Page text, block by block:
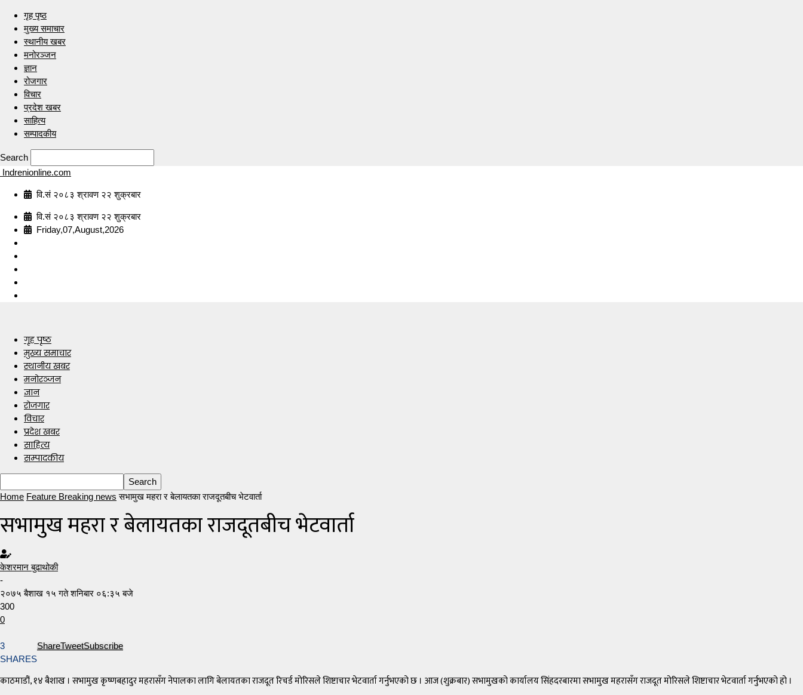
गृह पृष्ठ
मुख्य समाचार
स्थानीय खबर
मनोरञ्जन
ज्ञान
रोजगार
विचार
प्रदेश खबर
साहित्य
सम्पादकीय
Search
Indrenionline.com
वि.सं २०८३ श्रावण २२ शुक्रबार
वि.सं २०८३ श्रावण २२ शुक्रबार
Friday,07,August,2026
गृह पृष्ठ
मुख्य समाचार
स्थानीय खबर
मनोरञ्जन
ज्ञान
रोजगार
विचार
प्रदेश खबर
साहित्य
सम्पादकीय
Home Feature Breaking news सभामुख महरा र बेलायतका राजदूतबीच भेटवार्ता
सभामुख महरा र बेलायतका राजदूतबीच भेटवार्ता
केशरमान बुढाथोकी
-
२०७५ बैशाख १५ गते शनिबार ०६:३५ बजे
300
0
3
SHARES
ShareTweetSubscribe
काठमाडौं, १४ बैशाख । सभामुख कृष्णबहादुर महरासँग नेपालका लागि बेलायतका राजदूत रिचर्ड मोरिसले शिष्टाचार भेटवार्ता गर्नुभएको छ । आज (शुक्रबार) सभामुखको कार्यालय सिंहदरबारमा सभामुख महरासँग राजदूत मोरिसले शिष्टाचार भेटवार्ता गर्नुभएको हो ।